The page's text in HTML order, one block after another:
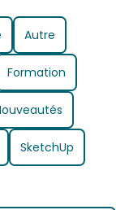
Autre
Formation
SketchUp